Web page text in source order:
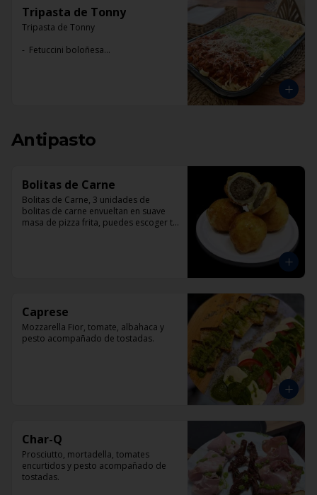
Tripasta de Tonny
Tripasta de Tonny
-  Fetuccini boloñesa
Antipasto
Bolitas de Carne
Bolitas de Carne, 3 unidades de
bolitas de carne envueltan en suave
masa de pizza frita, puedes escoger tu
Caprese
Mozzarella Fior, tomate, albahaca y
pesto acompañado de tostadas.
Char-Q
Prosciutto, mortadella, tomates
encurtidos y pesto acompañado de
tostadas.